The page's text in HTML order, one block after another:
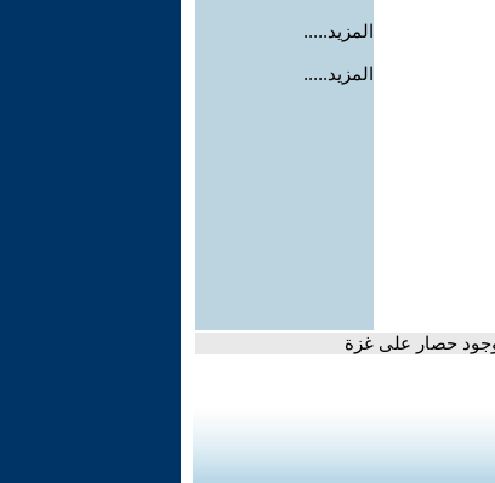
المزيد.....
المزيد.....
وجود حصار على غزة